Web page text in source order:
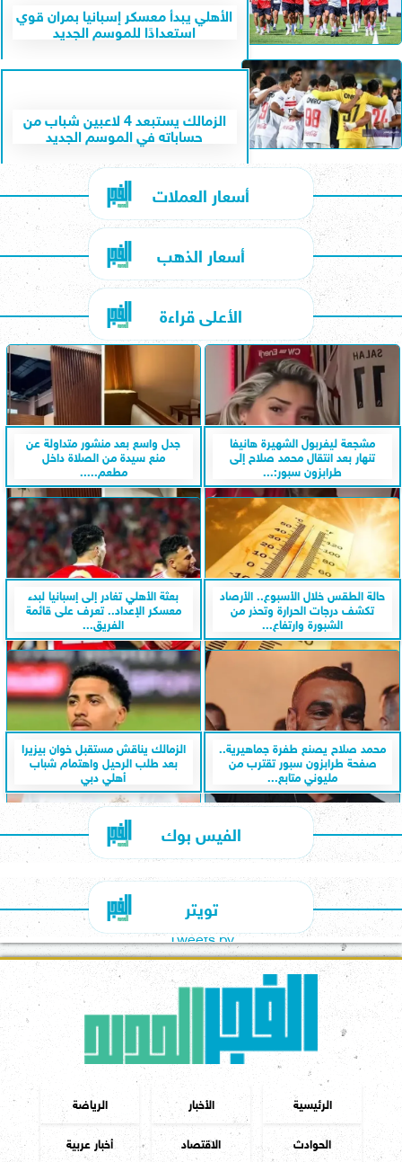
الأهلي يبدأ معسكر إسبانيا بمران قوي
استعدادًا للموسم الجديد
الزمالك يستبعد 4 لاعبين شباب من
حساباته في الموسم الجديد
أسعار العملات
أسعار الذهب
الأعلى قراءة
مشجعة ليفربول الشهيرة هانيفا
تنهار بعد انتقال محمد صلاح إلى
طرابزون سبور:...
جدل واسع بعد منشور متداولة عن
منع سيدة من الصلاة داخل
مطعم.....
حالة الطقس خلال الأسبوع.. الأرصاد
تكشف درجات الحرارة وتحذر من
الشبورة وارتفاع...
بعثة الأهلي تغادر إلى إسبانيا لبدء
معسكر الإعداد.. تعرف على قائمة
الفريق...
محمد صلاح يصنع طفرة جماهيرية..
صفحة طرابزون سبور تقترب من
مليوني متابع...
الزمالك يناقش مستقبل خوان بيزيرا
بعد طلب الرحيل واهتمام شباب
أهلي دبي
الفيس بوك
تويتر
Tweets by
الرئيسية الأخبار
الرياضة
الحوادث
الاقتصاد أخبار عربية